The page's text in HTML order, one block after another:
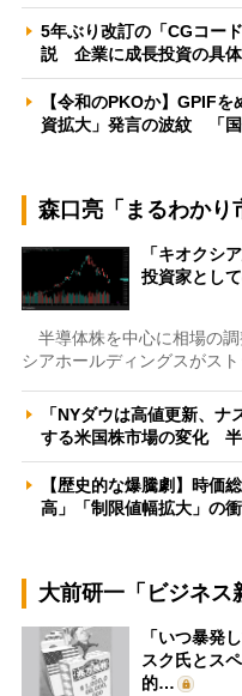
5年ぶり改訂の「CGコー
説 企業に成長投資の具
【令和のPKOか】GPIF
資拡大」発言の波紋 「
森口亮「まるわかり
「キオクシ
投資家とし
半導体株を中心に相場の
シアホールディングスがス
「NYダウは高値更新、
する米国株市場の変化
【歴史的な爆騰劇】時価
高」「制限値幅拡大」
大前研一「ビジネス
「いつ暴発
スク氏とス
的…